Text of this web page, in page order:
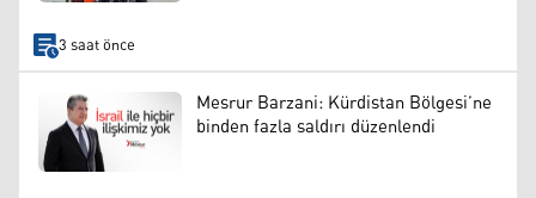
3 saat önce
Mesrur Barzani: Kürdistan Bölgesi’ne
binden fazla saldırı düzenlendi